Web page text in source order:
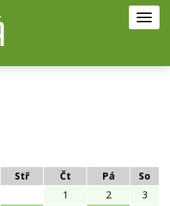
Stř Čt Pá
So
1
2
3